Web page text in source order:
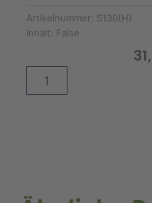
Artikelnummer: S130(H)
Inhalt: False
Alternative: